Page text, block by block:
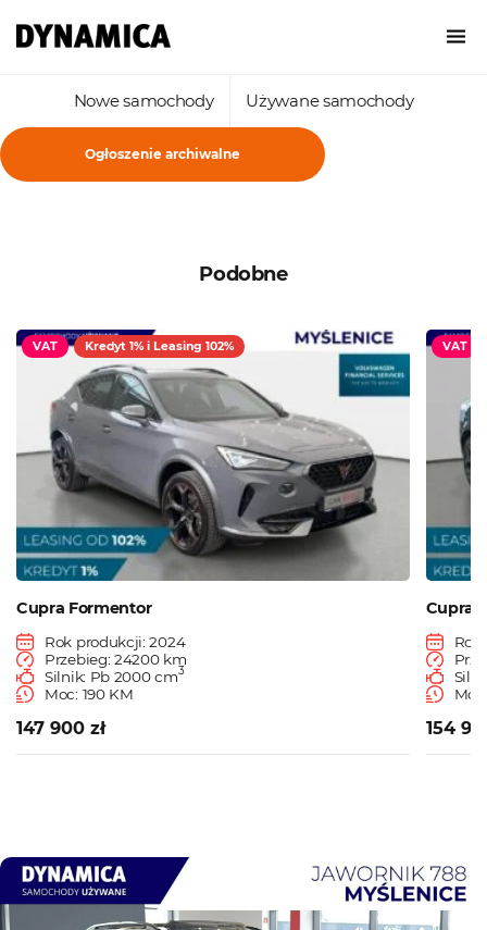
Nowe samochody Używane samochody
Ogłoszenie archiwalne
Podobne
VAT Kredyt 1% i Leasing 102%
Cupra Formentor
Rok produkcji: 2024
Przebieg: 24200 km
Silnik: Pb 2000 cm3
Moc: 190 KM
147 900 zł
VAT
Cupra
Rok
154